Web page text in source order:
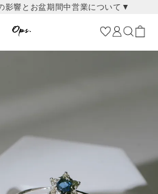
影響とお盆期間中営業について▼